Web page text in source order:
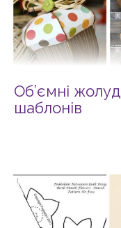
Об’ємні
шаблонів